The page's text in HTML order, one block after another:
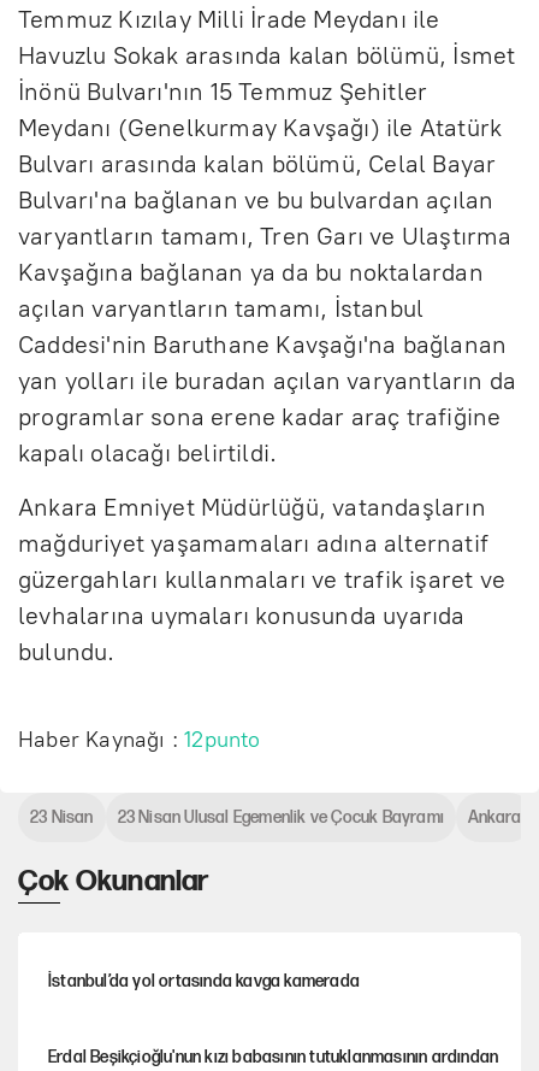
Temmuz Kızılay Milli İrade Meydanı ile
Havuzlu Sokak arasında kalan bölümü, İsmet
İnönü Bulvarı'nın 15 Temmuz Şehitler
Meydanı (Genelkurmay Kavşağı) ile Atatürk
Bulvarı arasında kalan bölümü, Celal Bayar
Bulvarı'na bağlanan ve bu bulvardan açılan
varyantların tamamı, Tren Garı ve Ulaştırma
Kavşağına bağlanan ya da bu noktalardan
açılan varyantların tamamı, İstanbul
Caddesi'nin Baruthane Kavşağı'na bağlanan
yan yolları ile buradan açılan varyantların da
programlar sona erene kadar araç trafiğine
kapalı olacağı belirtildi.
Ankara Emniyet Müdürlüğü, vatandaşların
mağduriyet yaşamamaları adına alternatif
güzergahları kullanmaları ve trafik işaret ve
levhalarına uymaları konusunda uyarıda
bulundu.
Haber Kaynağı :12punto
Çok Okunanlar
İstanbul’da yol ortasında kavga kamerada
Erdal Beşikçioğlu'nun kızı babasının tutuklanmasının ardından
23 Nisan 23 Nisan Ulusal Egemenlik ve Çocuk Bayramı Ankara